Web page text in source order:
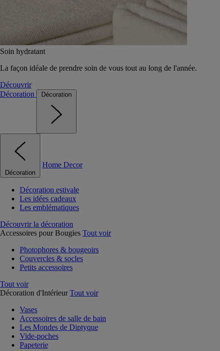
Soin hydratant
La façon idéale de prendre soin de vous tout au long de l'année.
Découvrir
Décoration
Décoration
Décoration
Home Decor
Décoration estivale
Les idées cadeaux
Les emblématiques
Découvrir la décoration
Accessoires pour Bougies Tout voir
Photophores & bougeoirs
Couvercles & socles
Petits accessoires
Tout voir
Décoration d'Intérieur Tout voir
Vases
Accessoires de salle de bain
Les Mondes de Diptyque
Vide-poches
Papeterie